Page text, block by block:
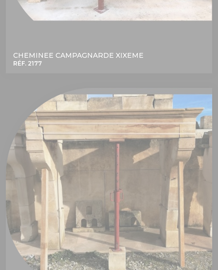
CHEMINEE CAMPAGNARDE XIXEME
RÉF. 2177